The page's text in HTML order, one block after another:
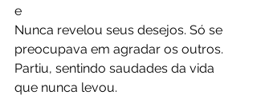
e
Nunca revelou seus desejos. Só se
preocupava em agradar os outros.
Partiu, sentindo saudades da vida
que nunca levou.